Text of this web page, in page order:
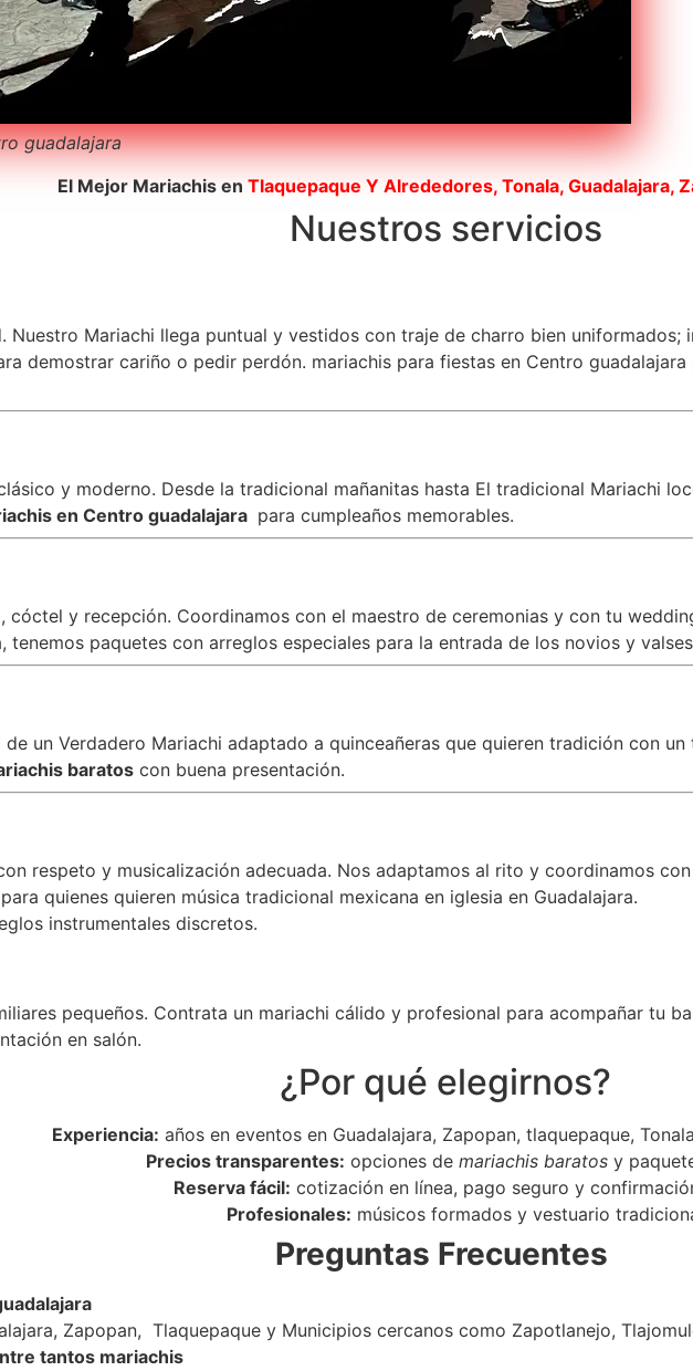
guadalajara
El Mejor Mariachis en Tlaquepaque Y Alrededores, Tonala, Guadalajara,
Nuestros servicios
Nuestro Mariachi llega puntual y vestidos con traje de charro bien
demostrar cariño o pedir perdón. mariachis para fiestas en Centro
y moderno. Desde la tradicional mañanitas hasta El tradicional Mariachi
en Centro guadalajara para cumpleaños memorables.
cóctel y recepción. Coordinamos con el maestro de ceremonias y con tu
tenemos paquetes con arreglos especiales para la entrada de los novios y
un Verdadero Mariachi adaptado a quinceañeras que quieren tradición con
baratos con buena presentación.
respeto y musicalización adecuada. Nos adaptamos al rito y coordinamos
quienes quieren música tradicional mexicana en iglesia en Guadalajara.
instrumentales discretos.
pequeños. Contrata un mariachi cálido y profesional para acompañar tu
en salón.
¿Por qué elegirnos?
Experiencia: años en eventos en Guadalajara, Zapopan, tlaquepaque,
Precios transparentes: opciones de mariachis baratos y
Reserva fácil: cotización en línea, pago seguro y
Profesionales: músicos formados y vestuario
Preguntas Frecuentes
Zapopan, Tlaquepaque y Municipios cercanos como Zapotlanejo,
tantos mariachis